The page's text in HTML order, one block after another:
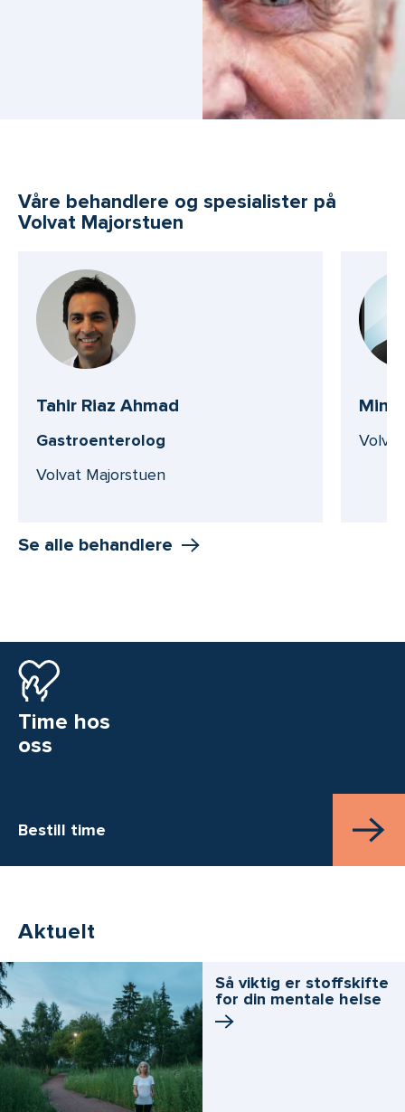
Våre behandlere og spesialister på
Volvat Majorstuen
Tahir Riaz Ahmad
Gastroenterolog
Volvat Majorstuen
Mina
Se alle behandlere
Time hos
oss
Bestill time
Aktuelt
Så viktig er stoffskifte
for din mentale helse